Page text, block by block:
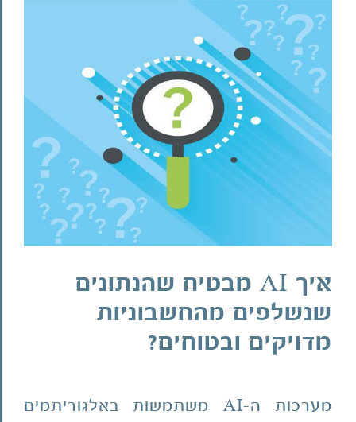
צפה
בתמונה
מוגדלת
איך AI מבטיח שהנתונים
שנשלפים מהחשבוניות
מדויקים ובטוחים?
מערכות ה-AI משתמשות באלגוריתמים